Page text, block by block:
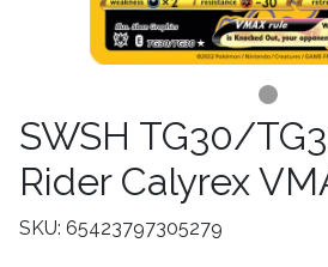
SWSH TG30/
Rider Calyrex
SKU: 65423797305279